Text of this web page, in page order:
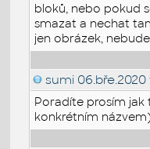
bloků, nebo pokud
smazat a nechat
jen obrázek,
sumi 06.bře.2020
Poradíte prosím jak
konkrétním